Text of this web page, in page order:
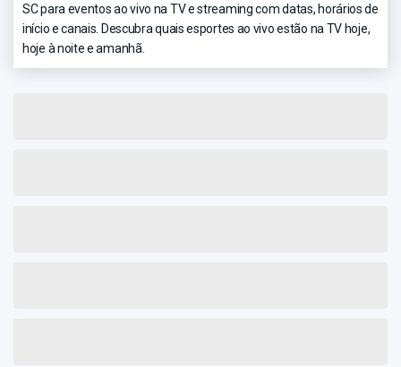
SC para eventos ao vivo na TV e streaming com datas, horários de
início e canais. Descubra quais esportes ao vivo estão na TV hoje,
hoje à noite e amanhã.